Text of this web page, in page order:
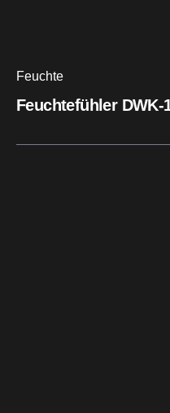
Feuchte
Feuchtefühler DWK-